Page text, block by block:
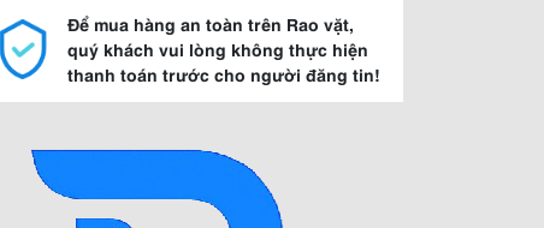
Để mua hàng an toàn trên Rao vặt,
quý khách vui lòng không thực hiện
thanh toán trước cho người đăng tin!